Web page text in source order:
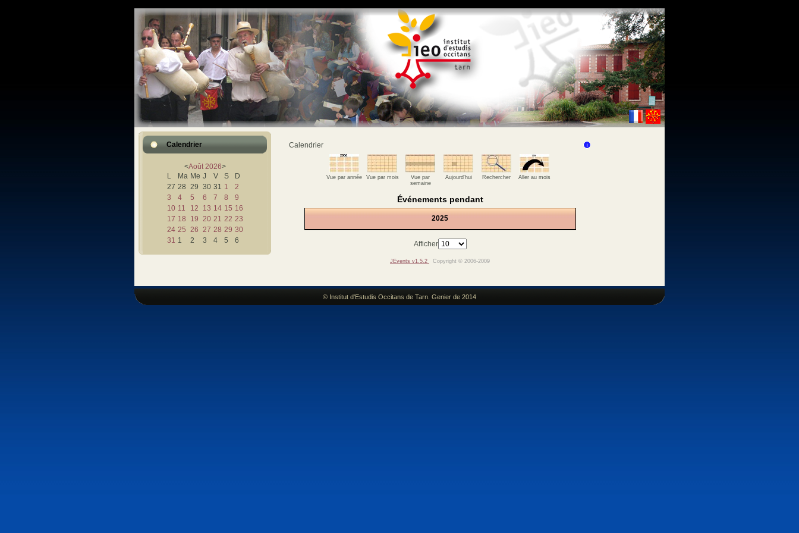
Calendrier
<Août 2026>
L
Ma Me J V S
D
27 28 29 30 31 1
2
3
4 5 6 7 8
9
10 11 12 13 14 15 16
17 18 19 20 21 22 23
24 25 26 27 28 29 30
31 1 2 3 4 5 6
Calendrier
Vue par année Vue par mois
Vue par
semaine
Aujourd'hui Rechercher Aller au mois
Événements pendant
2025
Afficher
JEvents v1.5.2 Copyright © 2006-2009
© Institut d'Estudis Occitans de Tarn. Genier de 2014